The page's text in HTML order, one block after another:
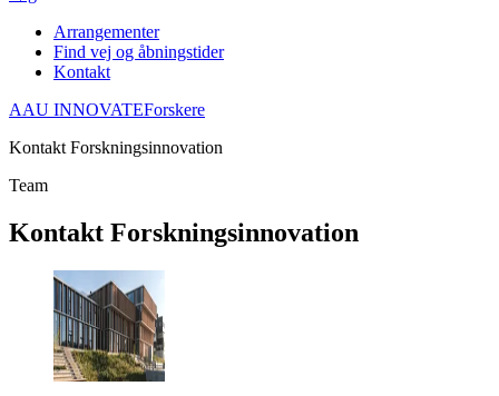
Arrangementer
Find vej og åbningstider
Kontakt
AAU INNOVATEForskere
Kontakt Forskningsinnovation
Team
Kontakt Forsknings­innovation